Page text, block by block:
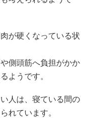
が硬くなっている状
側頭筋へ負担がかか
ようです。
人は、寝ている間の
れています。